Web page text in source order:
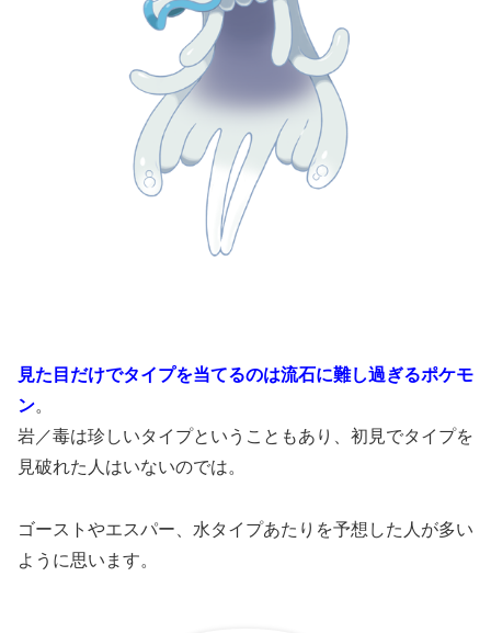
見た目だけでタイプを当てるのは流石に難し過ぎるポケモ
ン。
岩／毒は珍しいタイプということもあり、初見でタイプを
見破れた人はいないのでは。
ゴーストやエスパー、水タイプあたりを予想した人が多い
ように思います。